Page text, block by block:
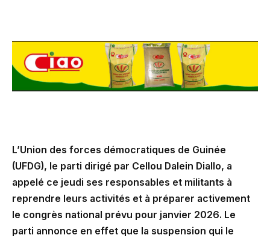
L’Union des forces démocratiques de Guinée
(UFDG), le parti dirigé par Cellou Dalein Diallo, a
appelé ce jeudi ses responsables et militants à
reprendre leurs activités et à préparer activement
le congrès national prévu pour janvier 2026. Le
parti annonce en effet que la suspension qui le